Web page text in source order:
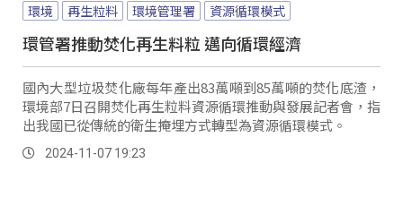
環境 再生粒料 環境管理署 資源循環模式
環管署推動焚化再生料粒 邁向循環經濟
國內大型垃圾焚化廠每年產出83萬噸到85萬噸的焚化底渣，
環境部7日召開焚化再生粒料資源循環推動與發展記者會，指
出我國已從傳統的衛生掩埋方式轉型為資源循環模式。
2024-11-07 19:23